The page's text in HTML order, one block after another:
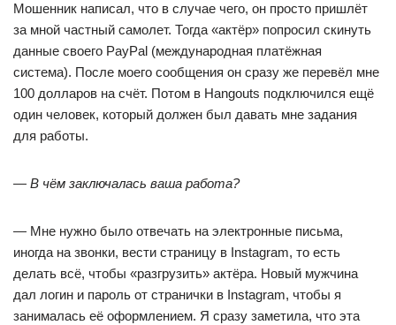
Мошенник написал, что в случае чего, он просто пришлёт
за мной частный самолет. Тогда «актёр» попросил скинуть
данные своего PayPal (международная платёжная
система). После моего сообщения он сразу же перевёл мне
100 долларов на счёт. Потом в Hangouts подключился ещё
один человек, который должен был давать мне задания
для работы.
— В чём заключалась ваша работа?
— Мне нужно было отвечать на электронные письма,
иногда на звонки, вести страницу в Instagram, то есть
делать всё, чтобы «разгрузить» актёра. Новый мужчина
дал логин и пароль от странички в Instagram, чтобы я
занималась её оформлением. Я сразу заметила, что эта